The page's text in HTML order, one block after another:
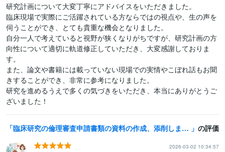
研究計画について大変丁寧にアドバイスをいただきました。
臨床現場で実際にご活躍されている方ならではの視点や、生の声を
伺うことができ、とても貴重な機会となりました。
自分一人で考えていると視野が狭くなりがちですが、研究計画の方
向性について適切に軌道修正していただき、大変感謝しておりま
す。
また、論文や書籍には載っていない現場での実情やこぼれ話もお聞
きすることができ、非常に参考になりました。
研究を進めるうえで多くの気づきをいただき、本当にありがとうご
ざいました！
臨床研究の倫理審査申請書類の資料の作成、添削します がん研究歴20年の臨床研究コンサルタント の評価
2026-03-02 10:34:57